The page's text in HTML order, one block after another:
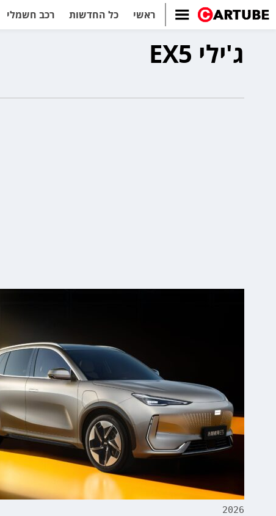
ראשי כל החדשות רכב חשמלי
ג'ילי EX5
2026